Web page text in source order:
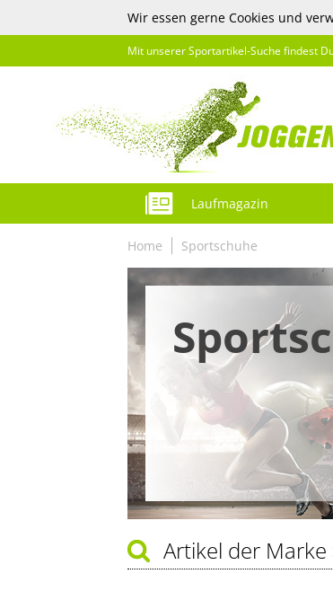
Wir essen gerne Cookies und
Mit unserer Sportartikel-Suche findest
Laufmagazin
Home Sportschuhe
Artikel der Marke